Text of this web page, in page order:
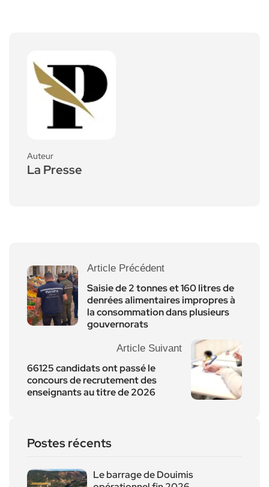
Auteur
La Presse
Article Précédent
Saisie de 2 tonnes et 160 litres de
denrées alimentaires impropres à
la consommation dans plusieurs
gouvernorats
Article Suivant
66125 candidats ont passé le
concours de recrutement des
enseignants au titre de 2026
Postes récents
Le barrage de Douimis